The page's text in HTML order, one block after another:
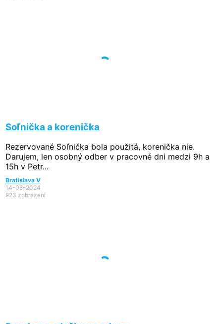
Soľnička a korenička
Rezervované Soľnička bola použitá, korenička nie.
Darujem, len osobný odber v pracovné dni medzi 9h a
15h v Petr...
Bratislava V
14-08-2024
923 zobrazení